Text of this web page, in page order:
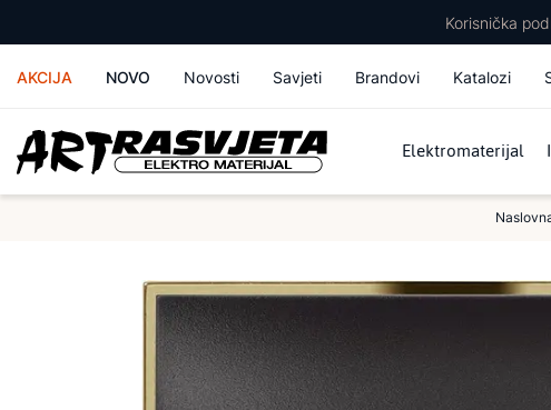
Korisnička
AKCIJA NOVO Novosti Savjeti Brandovi Katalozi
Elektromaterijal